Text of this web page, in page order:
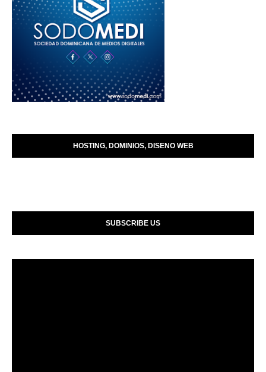
HOSTING, DOMINIOS, DISENO WEB
SUBSCRIBE US